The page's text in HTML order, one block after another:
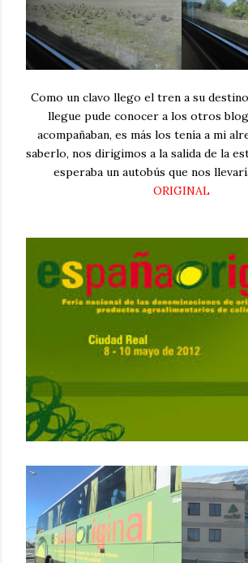
Como un clavo llego el tren a su
llegue pude conocer a los otros
acompañaban, es más los tenía a mi
saberlo, nos dirigimos a la salida de la
esperaba un autobús que nos
ORIGINAL